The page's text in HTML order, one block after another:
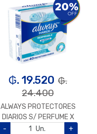
20%
OFF
₲. 19.520 ₲.
24.400
ALWAYS PROTECTORES
DIARIOS S/ PERFUME X
40UNI
- Un. +